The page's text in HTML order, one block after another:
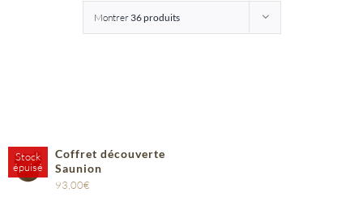
Montrer 36 produits
Stock
épuisé
Coffret découverte
Saunion
93,00€